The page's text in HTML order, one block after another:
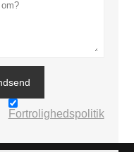
Fortrolighedspolitik